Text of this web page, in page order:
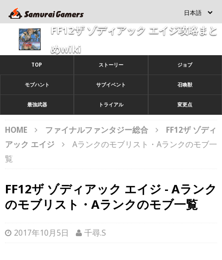
FF12ザ ゾディアック エイジ攻略まと
めwiki
TOP ストーリー ジョブ
モブハント サブイベント 召喚獣
最強武器 トライアル 変更点
HOME ファイナルファンタジー総合
FF12ザ ゾディ
アック エイジ
Aランクのモブリスト・Aランクのモブ一
覧
FF12ザ ゾディアック エイジ - Aランク
のモブリスト・Aランクのモブ一覧
2017年10月5日 千尋.S